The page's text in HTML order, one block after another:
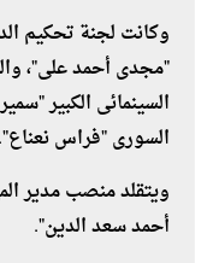
وكانت لجنة تحكيم
"مجدى أحمد على"،
السينمائى الكبير
السورى "فراس نعناع".
ويتقلد منصب مدير
أحمد سعد الدين".